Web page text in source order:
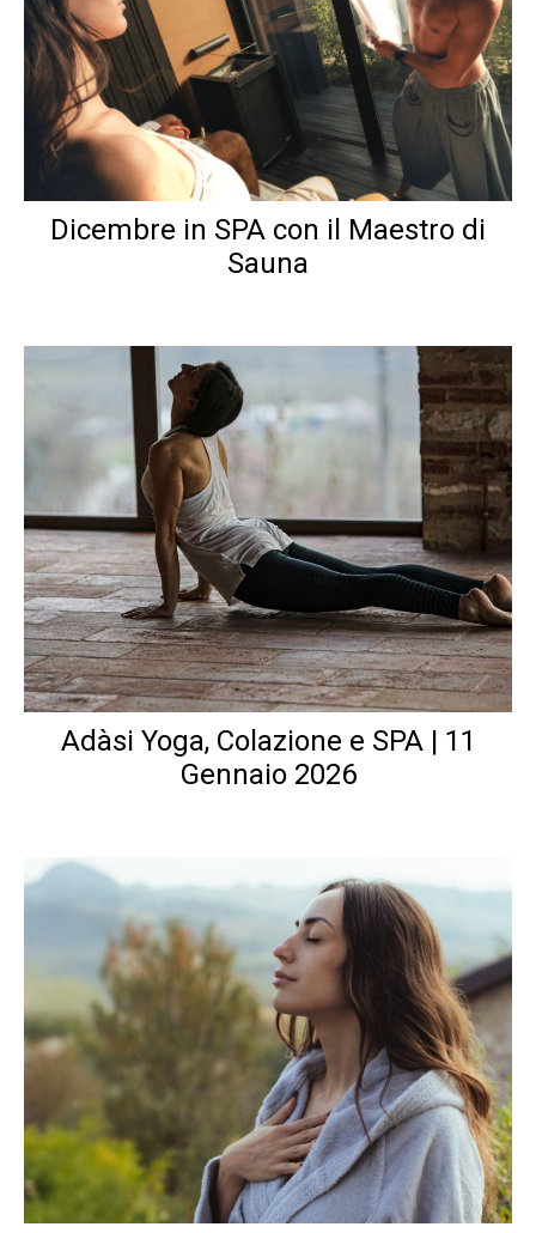
Dicembre in SPA con il Maestro di
Sauna
Adàsi Yoga, Colazione e SPA | 11
Gennaio 2026